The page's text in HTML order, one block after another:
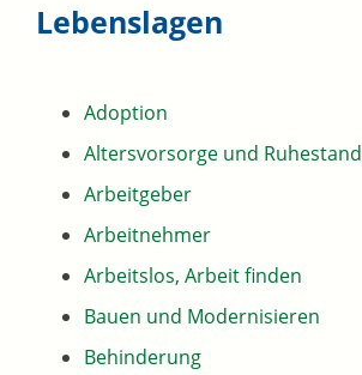
Lebenslagen
Adoption
Altersvorsorge und Ruhestand
Arbeitgeber
Arbeitnehmer
Arbeitslos, Arbeit finden
Bauen und Modernisieren
Behinderung